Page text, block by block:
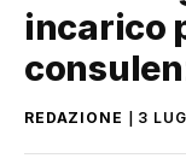
incarico
REDAZIONE 3